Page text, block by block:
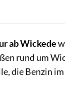
ab Wickede
rund um
die Benzin